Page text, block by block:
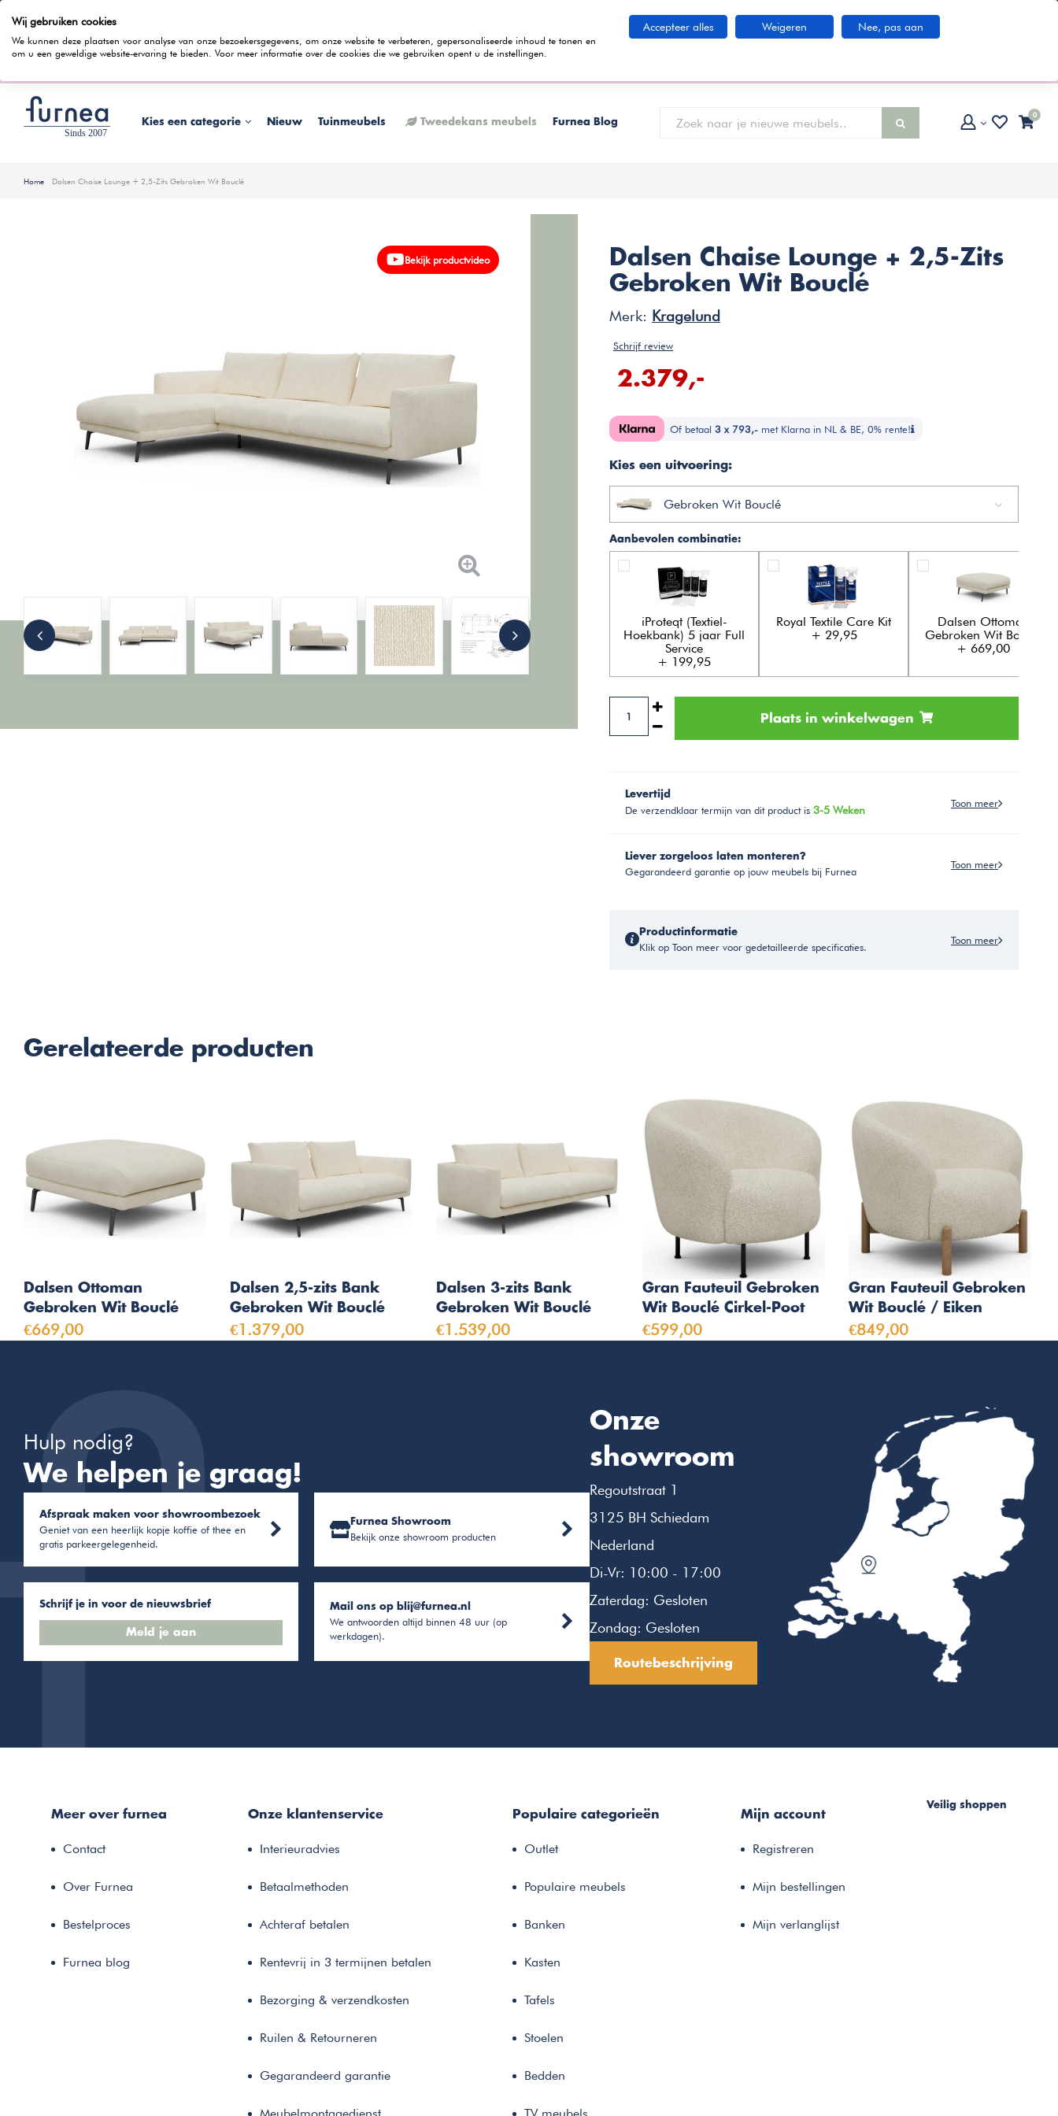
100 dagen bedenktijd
Wist je dat je ook in termijnen kunt betalen? Tijdens het bestelproces kun je kiezen voor de
Kies een categorie Nieuw Tuinmeubels Tweedekans meubels Furnea Blog
0
Home Dalsen Chaise Lounge + 2,5-Zits Gebroken Wit Bouclé
Bekijk productvideo
Dalsen Chaise Lounge + 2,5-Zits
Gebroken Wit Bouclé
Merk: Kragelund
Schrijf review
2.379,-
Of betaal 3 x 793,- met Klarna in NL & BE, 0% rente!
Kies een uitvoering:
Gebroken Wit Bouclé
Aanbevolen combinatie:
iProteqt (Textiel-
Hoekbank) 5 jaar Full
Service
+ 199,95
Royal Textile Care Kit
+ 29,95
Dalsen Ottoman
Gebroken Wit Bouclé
+ 669,00
Plaats in winkelwagen
Levertijd
De verzendklaar termijn van dit product is 3-5 Weken
Toon meer
Liever zorgeloos laten monteren?
Gegarandeerd garantie op jouw meubels bij Furnea
Toon meer
Productinformatie
Klik op Toon meer voor gedetailleerde specificaties.
Toon meer
Gerelateerde producten
Dalsen Ottoman
Gebroken Wit Bouclé
€669,00
Dalsen 2,5-zits Bank
Gebroken Wit Bouclé
€1.379,00
Dalsen 3-zits Bank
Gebroken Wit Bouclé
€1.539,00
Gran Fauteuil Gebroken
Wit Bouclé Cirkel-Poot
€599,00
Gran Fauteuil Gebroken
Wit Bouclé / Eiken
€849,00
Hulp nodig?
We helpen je graag!
Afspraak maken voor showroombezoek
Geniet van een heerlijk kopje koffie of thee en
gratis parkeergelegenheid.
Furnea Showroom
Bekijk onze showroom producten
Schrijf je in voor de nieuwsbrief
Meld je aan
Mail ons op blij@furnea.nl
We antwoorden altijd binnen 48 uur (op
werkdagen).
Onze
showroom
Regoutstraat 1
3125 BH Schiedam
Nederland
Di-Vr: 10:00 - 17:00
Zaterdag: Gesloten
Zondag: Gesloten
Routebeschrijving
Meer over furnea
Contact
Over Furnea
Bestelproces
Furnea blog
Onze klantenservice
Interieuradvies
Betaalmethoden
Achteraf betalen
Rentevrij in 3 termijnen betalen
Bezorging & verzendkosten
Ruilen & Retourneren
Gegarandeerd garantie
Populaire categorieën
Outlet
Populaire meubels
Banken
Kasten
Tafels
Stoelen
Bedden
Mijn account
Registreren
Mijn bestellingen
Mijn verlanglijst
Veilig shoppen
Wij gebruiken cookies
We kunnen deze plaatsen voor analyse van onze bezoekersgegevens, om onze website te verbeteren, gepersonaliseerde inhoud te tonen en
om u een geweldige website-ervaring te bieden. Voor meer informatie over de cookies die we gebruiken opent u de instellingen.
Accepteer alles Weigeren Nee, pas aan